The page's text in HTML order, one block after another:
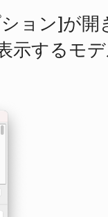
ョン]が開
示するモ